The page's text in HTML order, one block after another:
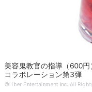
美容鬼教官の指導（600
コラボレーション第3弾
©Liber Entertainment Inc. All